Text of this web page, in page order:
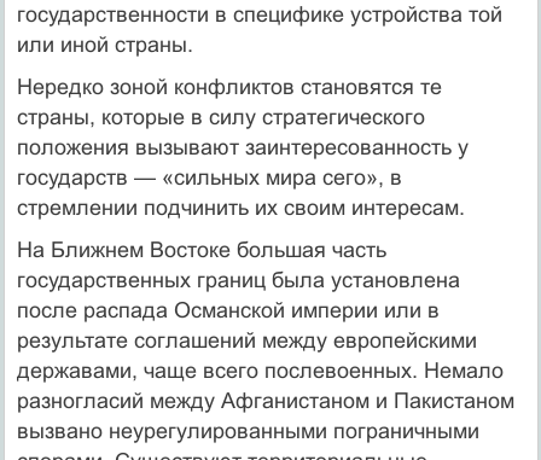
государственности в специфике устройства той
или иной страны.
Нередко зоной конфликтов становятся те
страны, которые в силу стратегического
положения вызывают заинтересованность у
государств — «сильных мира сего», в
стремлении подчинить их своим интересам.
На Ближнем Востоке большая часть
государственных границ была установлена
после распада Османской империи или в
результате соглашений между европейскими
державами, чаще всего послевоенных. Немало
разногласий между Афганистаном и Пакистаном
вызвано неурегулированными пограничными